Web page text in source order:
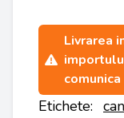
Livrarea
Etichete: